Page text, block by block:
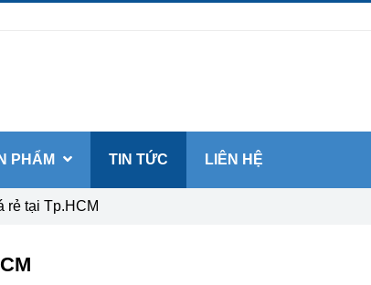
rẻ tại Tp.HCM
PHẨM TIN TỨC LIÊN HỆ